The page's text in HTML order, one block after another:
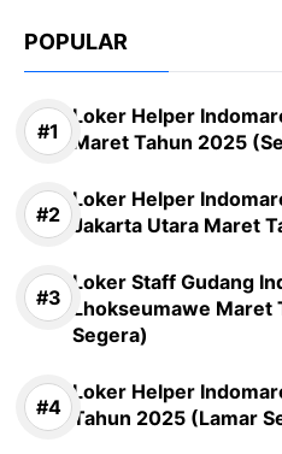
POPULAR
Loker Helper
Maret Tahun 2025
Loker Helper
Jakarta Utara Maret
Loker Staff Gudang
Lhokseumawe Maret
Segera)
Loker Helper
Tahun 2025 (Lamar